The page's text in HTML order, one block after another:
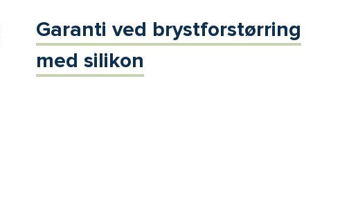
Garanti ved brystforstørring
med silikon